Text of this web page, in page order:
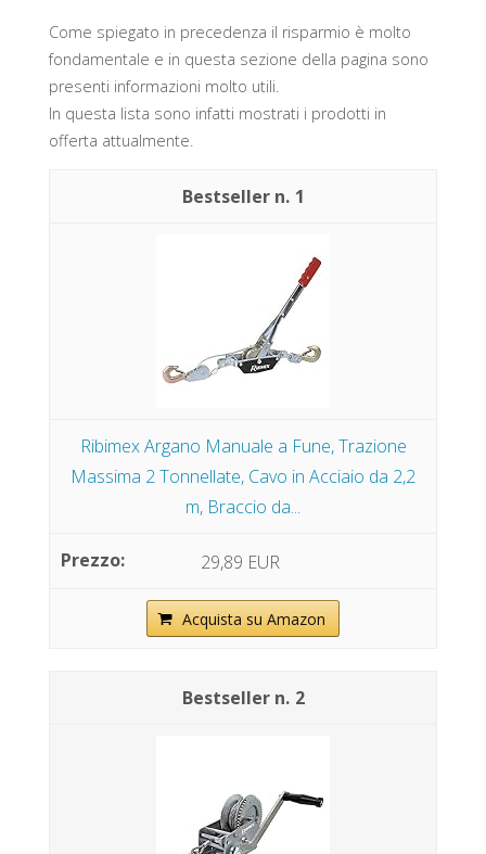
Come spiegato in precedenza il risparmio è molto
fondamentale e in questa sezione della pagina sono
presenti informazioni molto utili.
In questa lista sono infatti mostrati i prodotti in
offerta attualmente.
1
Ribimex Argano Manuale a Fune, Trazione
Massima 2 Tonnellate, Cavo in Acciaio da 2,2
m, Braccio da...
29,89 EUR
Acquista su Amazon
2